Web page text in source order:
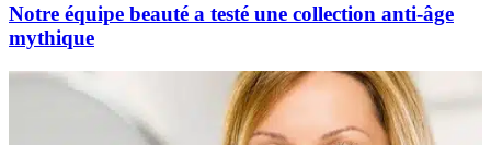
Notre équipe beauté a testé une collection anti-âge
mythique